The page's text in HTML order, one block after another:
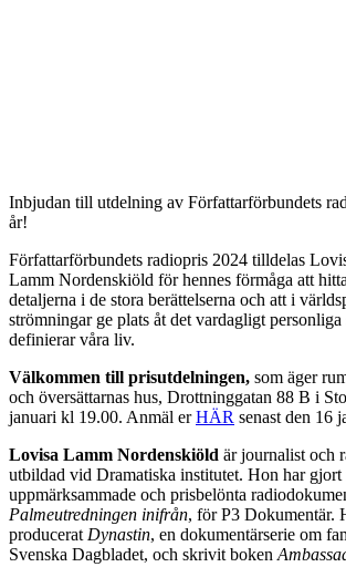
Inbjudan till utdelning av Författarförbundets
år!
Författarförbundets radiopris 2024 tilldelas
Lamm Nordenskiöld för hennes förmåga att
detaljerna i de stora berättelserna och att i
strömningar ge plats åt det vardagligt
definierar våra liv.
Välkommen till prisutdelningen, som äger
och översättarnas hus, Drottninggatan 88 B i
januari kl 19.00. Anmäl erHÄR senast den 16
Lovisa Lamm Nordenskiöld är journalist och
utbildad vid Dramatiska institutet. Hon har gjort
uppmärksammade och prisbelönta
Palmeutredningen inifrån, för P3 Dokumentär.
producerat Dynastin, en dokumentärserie om
Svenska Dagbladet, och skrivit boken